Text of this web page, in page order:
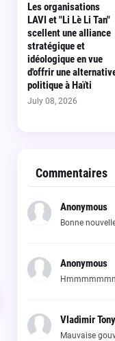
Les organisations
LAVI et "Li Lè Li Tan"
scellent une alliance
stratégique et
idéologique en vue
d'offrir une
politique à Haïti
July 08, 2026
Commentaires
Anonymous
Bonne
Anonymous
Vladimir Tony
Mauvaise